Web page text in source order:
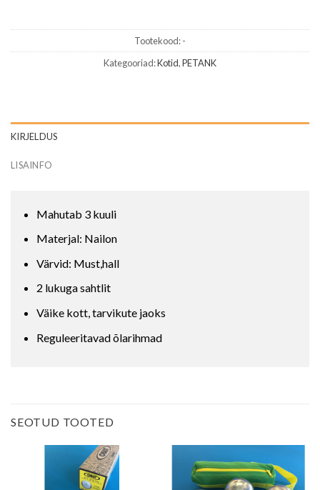
Tootekood:-
Kategooriad:Kotid,PETANK
KIRJELDUS
LISAINFO
Mahutab 3 kuuli
Materjal: Nailon
Värvid: Must,hall
2 lukuga sahtlit
Väike kott, tarvikute jaoks
Reguleeritavad õlarihmad
SEOTUD TOOTED